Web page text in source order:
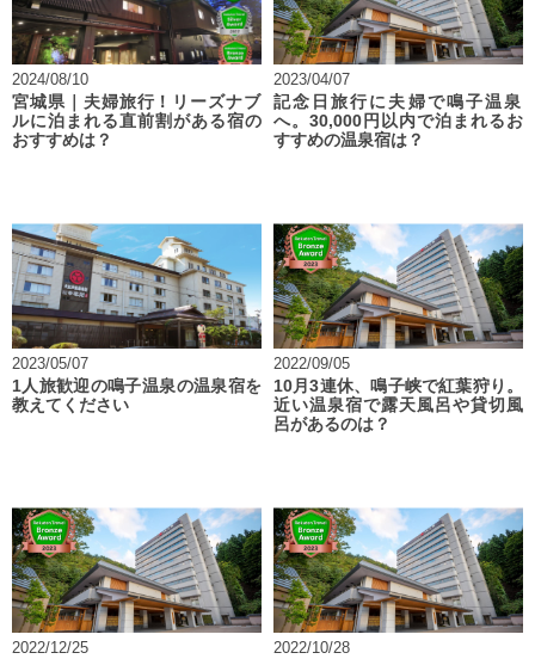
2024/08/10
宮城県｜夫婦旅行！リーズナブ
ルに泊まれる直前割がある宿の
おすすめは？
2023/04/07
記念日旅行に夫婦で鳴子温泉
へ。30,000円以内で泊まれるお
すすめの温泉宿は？
2023/05/07
1人旅歓迎の鳴子温泉の温泉宿を
教えてください
2022/09/05
10月3連休、鳴子峡で紅葉狩り。
近い温泉宿で露天風呂や貸切風
呂があるのは？
2022/12/25
2022/10/28